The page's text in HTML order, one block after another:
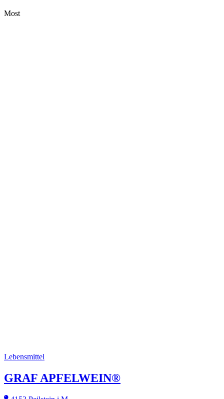
Most
Lebensmittel
GRAF APFELWEIN®